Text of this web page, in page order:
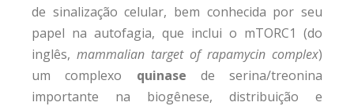
de sinalização celular, bem conhecida por seu
papel na autofagia, que inclui o mTORC1 (do
inglês, mammalian target of rapamycin complex)
um complexo quinase de serina/treonina
importante na biogênese, distribuição e